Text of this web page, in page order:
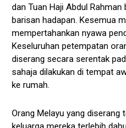
dan Tuan Haji Abdul
barisan hadapan. Kesemua
mempertahankan nyawa
Keseluruhan petempatan
diserang secara serentak
sahaja dilakukan di tempat
ke rumah.
Orang Melayu yang diserang